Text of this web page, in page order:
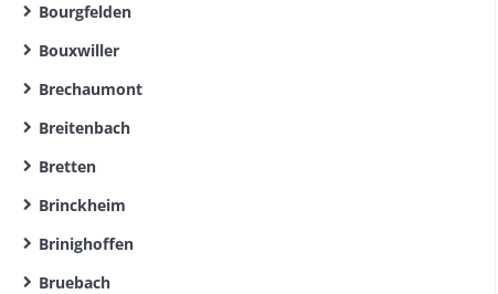
Bourgfelden
Bouxwiller
Brechaumont
Breitenbach
Bretten
Brinckheim
Brinighoffen
Bruebach